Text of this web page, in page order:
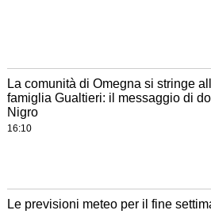
La comunità di Omegna si stringe
famiglia Gualtieri: il messaggio di
Nigro
16:10
Le previsioni meteo per il fine